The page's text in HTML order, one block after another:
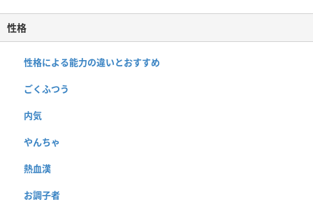
性格
性格による能力の違いとおすすめ
ごくふつう
内気
やんちゃ
熱血漢
お調子者